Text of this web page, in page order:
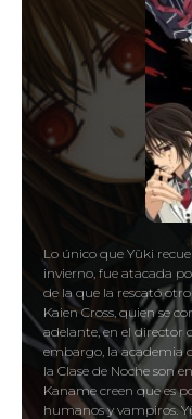
Lo único que Yūki
invierno, fue atacada
de la que la rescató
Kaien Cross, quien se
adelante, en el director
embargo, la academia
la Clase de Noche son
Kaname creen que es
humanos y vampiros.